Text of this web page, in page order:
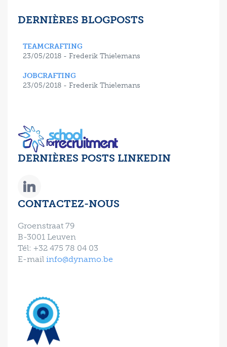
DERNIÈRES BLOGPOSTS
TEAMCRAFTING
23/05/2018 - Frederik Thielemans
JOBCRAFTING
23/05/2018 - Frederik Thielemans
DERNIÈRES POSTS LINKEDIN
CONTACTEZ-NOUS
Groenstraat 79
B-3001 Leuven
Tél: +32 475 78 04 03
E-mail info@dynamo.be